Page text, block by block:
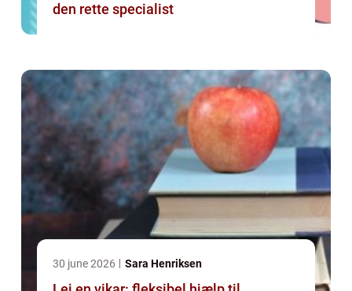
den rette specialist
30 june 2026 Sara Henriksen